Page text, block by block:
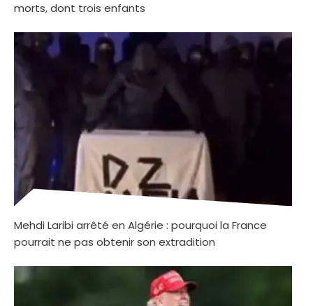
morts, dont trois enfants
Mehdi Laribi arrêté en Algérie : pourquoi la France
pourrait ne pas obtenir son extradition